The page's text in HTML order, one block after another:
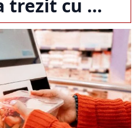
trezit cu …